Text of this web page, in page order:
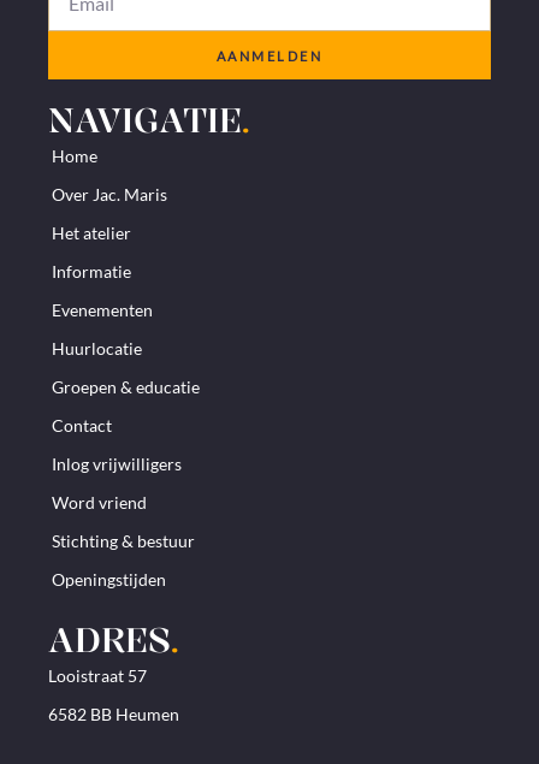
AANMELDEN
NAVIGATIE.
Home
Over Jac. Maris
Het atelier
Informatie
Evenementen
Huurlocatie
Groepen & educatie
Contact
Inlog vrijwilligers
Word vriend
Stichting & bestuur
Openingstijden
ADRES.
Looistraat 57
6582 BB Heumen